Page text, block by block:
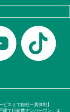
スまで自社一貫体制】
建て供給数ナンバーワン。エ